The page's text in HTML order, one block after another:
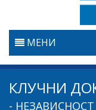
МЕНИ
ПОЧЕТНА
ПРАВОСУДСТВО
Барај
Барај
КЛУЧНИ
- НЕЗАВИСНОСТ